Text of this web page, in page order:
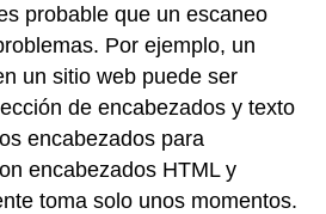
probable que un escaneo
Por ejemplo, un
un sitio web puede ser
de encabezados y texto
encabezados para
encabezados HTML y
toma solo unos momentos.